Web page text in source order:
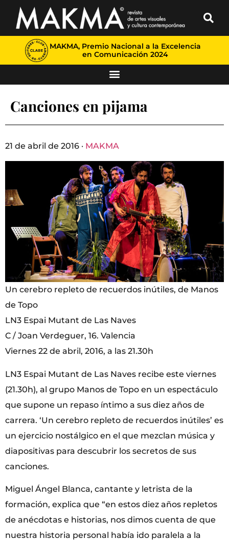
MAKMA, Premio Nacional a la Excelencia
en Comunicación 2024
Canciones en pijama
21 de abril de 2016 · MAKMA
Un cerebro repleto de recuerdos inútiles, de Manos
de Topo
LN3 Espai Mutant de Las Naves
C / Joan Verdeguer, 16. Valencia
Viernes 22 de abril, 2016, a las 21.30h
LN3 Espai Mutant de Las Naves recibe este viernes
(21.30h), al grupo Manos de Topo en un espectáculo
que supone un repaso íntimo a sus diez años de
carrera. ‘Un cerebro repleto de recuerdos inútiles’ es
un ejercicio nostálgico en el que mezclan música y
diapositivas para descubrir los secretos de sus
canciones.
Miguel Ángel Blanca, cantante y letrista de la
formación, explica que “en estos diez años repletos
de anécdotas e historias, nos dimos cuenta de que
nuestra historia personal había ido paralela a la